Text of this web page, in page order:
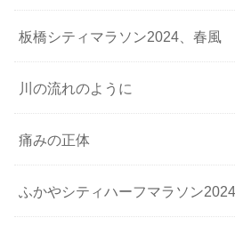
板橋シティマラソン2024、春風
川の流れのように
痛みの正体
ふかやシティハーフマラソン